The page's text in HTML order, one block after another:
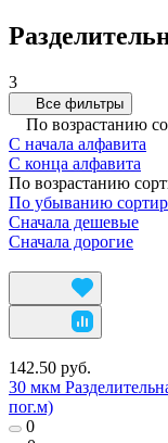
3
Все фильтры
По возрастанию
С начала алфавита
С конца алфавита
По возрастанию
По убыванию
Сначала дешевые
Сначала дорогие
142.50 руб.
30 мкм
пог.м)
0